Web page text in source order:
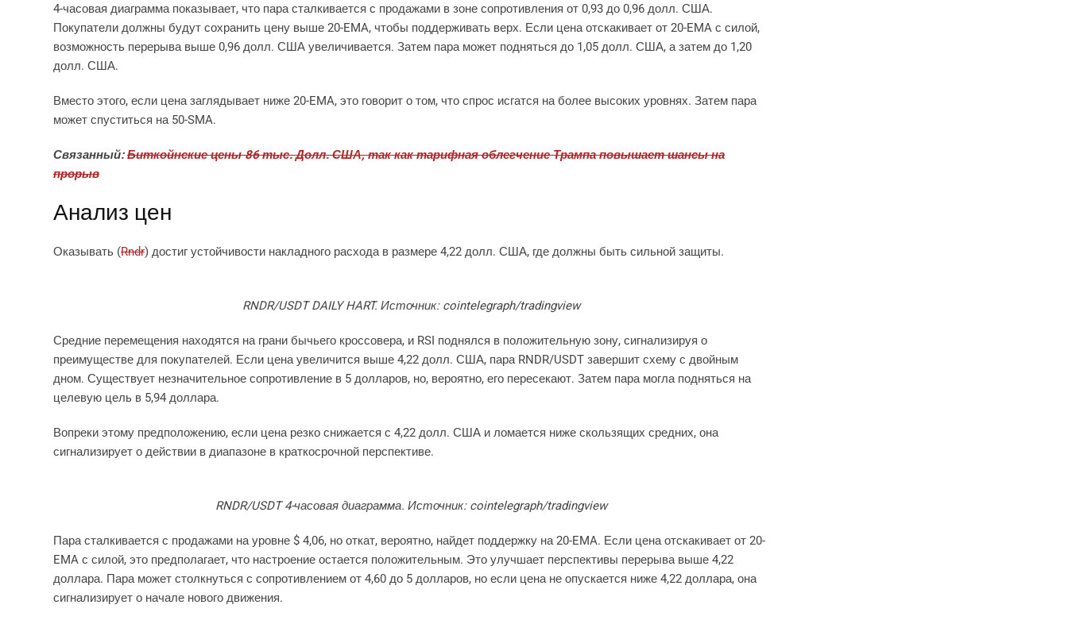
4-часовая диаграмма показывает, что пара сталкивается с продажами в зоне сопротивления от 0,93 до 0,96 долл. США.
Покупатели должны будут сохранить цену выше 20-EMA, чтобы поддерживать верх. Если цена отскакивает от 20-EMA с силой,
возможность перерыва выше 0,96 долл. США увеличивается. Затем пара может подняться до 1,05 долл. США, а затем до 1,20
долл. США.
Вместо этого, если цена заглядывает ниже 20-EMA, это говорит о том, что спрос исгатся на более высоких уровнях. Затем пара
может спуститься на 50-SMA.
Связанный:Биткойнские цены 86 тыс. Долл. США, так как тарифная облегчение Трампа повышает шансы на
прорыв
Анализ цен
Оказывать (Rndr) достиг устойчивости накладного расхода в размере 4,22 долл. США, где должны быть сильной защиты.
RNDR/USDT DAILY HART. Источник: cointelegraph/tradingview
Средние перемещения находятся на грани бычьего кроссовера, и RSI поднялся в положительную зону, сигнализируя о
преимуществе для покупателей. Если цена увеличится выше 4,22 долл. США, пара RNDR/USDT завершит схему с двойным
дном. Существует незначительное сопротивление в 5 долларов, но, вероятно, его пересекают. Затем пара могла подняться на
целевую цель в 5,94 доллара.
Вопреки этому предположению, если цена резко снижается с 4,22 долл. США и ломается ниже скользящих средних, она
сигнализирует о действии в диапазоне в краткосрочной перспективе.
RNDR/USDT 4-часовая диаграмма. Источник: cointelegraph/tradingview
Пара сталкивается с продажами на уровне $ 4,06, но откат, вероятно, найдет поддержку на 20-EMA. Если цена отскакивает от 20-
EMA с силой, это предполагает, что настроение остается положительным. Это улучшает перспективы перерыва выше 4,22
доллара. Пара может столкнуться с сопротивлением от 4,60 до 5 долларов, но если цена не опускается ниже 4,22 доллара, она
сигнализирует о начале нового движения.